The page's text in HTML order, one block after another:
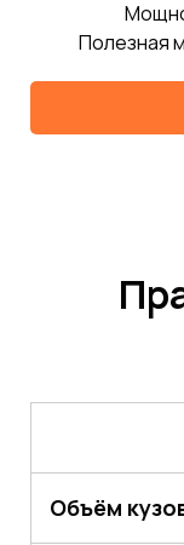
Полезная
Объём